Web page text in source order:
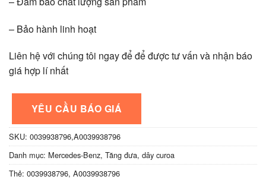
– Bảo hành linh hoạt
Liên hệ với chúng tôi ngay để để được tư vấn và nhận báo
giá hợp lí nhất
YÊU CẦU BÁO GIÁ
SKU: 0039938796,A0039938796
Danh mục: Mercedes-Benz, Tăng đưa, dây curoa
Thẻ: 0039938796, A0039938796